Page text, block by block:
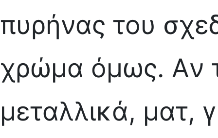
πυρήνας του
χρώμα όμως. Aν
μεταλλικά, ματ,